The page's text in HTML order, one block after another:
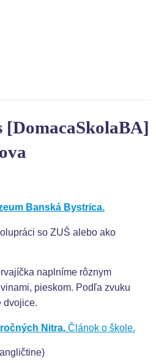
[DomacaSkolaBA]
Banská Bystrica.
so ZUŠ alebo ako
naplníme rôznym
pieskom. Podľa zvuku
dvojice.
Nitra. Článok o škole.